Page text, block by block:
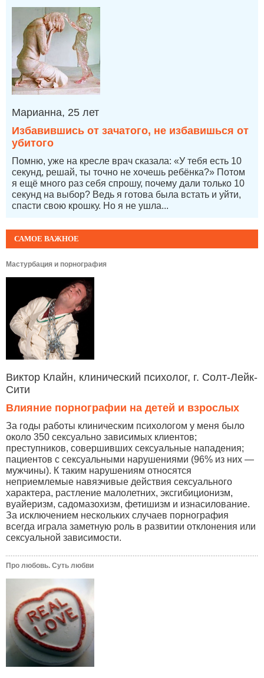
САМОЕ ВАЖНОЕ
Мастурбация и порнография
Виктор Клайн, клинический психолог, г. Солт-Лейк-
Сити
Влияние порнографии на детей и взрослых
За годы работы клиническим психологом у меня было
около 350 сексуально зависимых клиентов;
преступников, совершивших сексуальные нападения;
пациентов с сексуальными нарушениями (96% из них —
мужчины). К таким нарушениям относятся
неприемлемые навязчивые действия сексуального
характера, растление малолетних, эксгибиционизм,
вуайеризм, садомазохизм, фетишизм и изнасилование.
За исключением нескольких случаев порнография
всегда играла заметную роль в развитии отклонения или
сексуальной зависимости.
Про любовь. Суть любви
Марианна, 25 лет
Избавившись от зачатого, не избавишься от
убитого
Помню, уже на кресле врач сказала: «У тебя есть 10
секунд, решай, ты точно не хочешь ребёнка?» Потом
я ещё много раз себя спрошу, почему дали только 10
секунд на выбор? Ведь я готова была встать и уйти,
спасти свою крошку. Но я не ушла...